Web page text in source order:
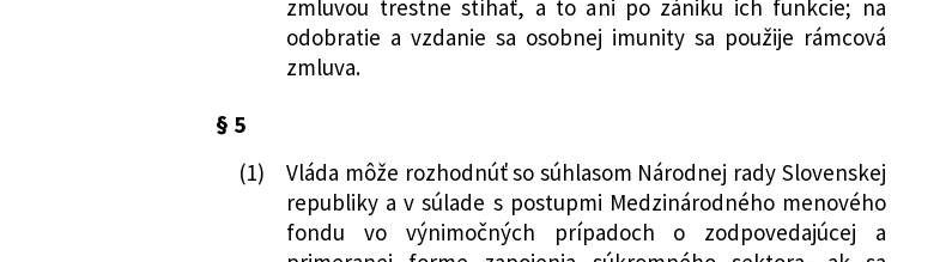
zmluvou trestne stíhať, a to ani po zániku ich funkcie; na
odobratie a vzdanie sa osobnej imunity sa použije rámcová
zmluva.
§ 5
(1)
Vláda môže rozhodnúť so súhlasom Národnej rady Slovenskej
republiky a v súlade s postupmi Medzinárodného menového
fondu vo výnimočných prípadoch o zodpovedajúcej a